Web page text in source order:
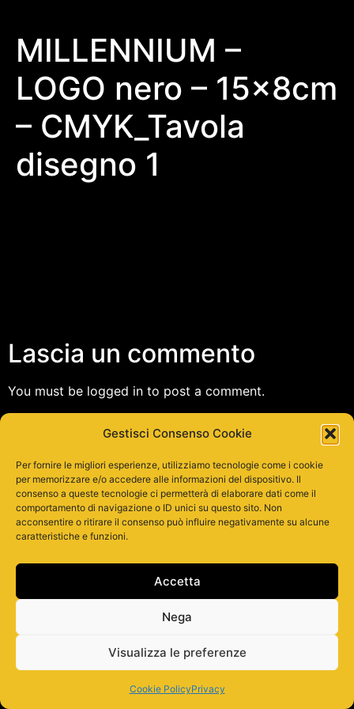
Gestisci Consenso Cookie
Per fornire le migliori esperienze, utilizziamo tecnologie come i cookie
per memorizzare e/o accedere alle informazioni del dispositivo. Il
consenso a queste tecnologie ci permetterà di elaborare dati come il
comportamento di navigazione o ID unici su questo sito. Non
acconsentire o ritirare il consenso può influire negativamente su alcune
caratteristiche e funzioni.
Accetta
Nega
Visualizza le preferenze
Cookie PolicyPrivacy
MILLENNIUM –
LOGO nero – 15x8cm
– CMYK_Tavola
disegno 1
Lascia un commento
You must be logged in to post a comment.
Tutti i diritti riservati